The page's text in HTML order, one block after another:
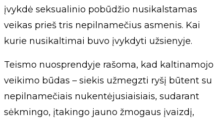
įvykdė seksualinio pobūdžio nusikalstamas
veikas prieš tris nepilnamečius asmenis. Kai
kurie nusikaltimai buvo įvykdyti užsienyje.
Teismo nuosprendyje rašoma, kad kaltinamojo
veikimo būdas – siekis užmegzti ryšį būtent su
nepilnamečiais nukentėjusiaisiais, sudarant
sėkmingo, įtakingo jauno žmogaus įvaizdį,